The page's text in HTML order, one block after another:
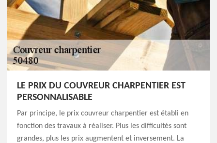
LE PRIX DU COUVREUR CHARPENTIER EST
PERSONNALISABLE
Par principe, le prix couvreur charpentier est établi en
fonction des travaux à réaliser. Plus les difficultés sont
grandes, plus les prix augmentent et inversement. La